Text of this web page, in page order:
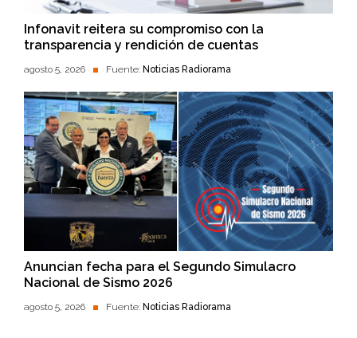
Infonavit reitera su compromiso con la
transparencia y rendición de cuentas
agosto 5, 2026 Fuente: Noticias Radiorama
Anuncian fecha para el Segundo Simulacro
Nacional de Sismo 2026
agosto 5, 2026 Fuente: Noticias Radiorama